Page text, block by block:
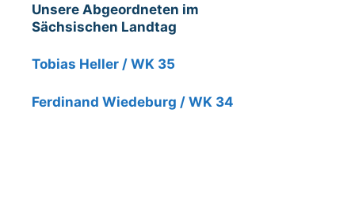
Unsere Abgeordneten im
Sächsischen Landtag
Tobias Heller / WK 35
Ferdinand Wiedeburg / WK 34